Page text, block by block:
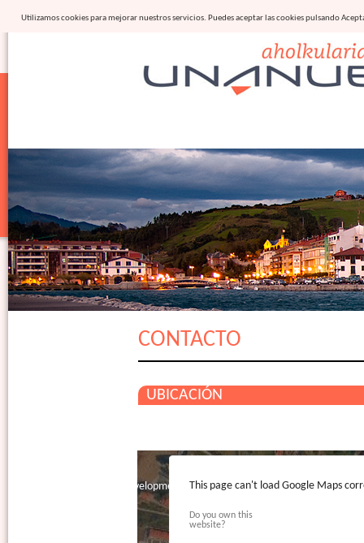
Utilizamos cookies para mejorar nuestros servicios. Puedes aceptar las cookies pulsando
CONTACTO
UBICACIÓN
For development purposes only For
This page can't load Google Maps
Do you own this
website?